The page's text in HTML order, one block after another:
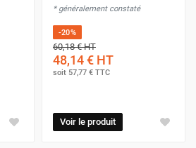
* généralement constaté
-20%
60,18 €HT
48,14 € HT
soit 57,77 € TTC
Voir le produit